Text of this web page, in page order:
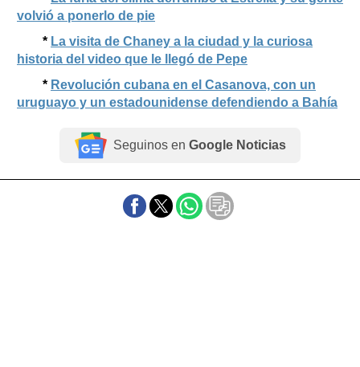
volvió a ponerlo de pie
* La visita de Chaney a la ciudad y la curiosa
historia del video que le llegó de Pepe
* Revolución cubana en el Casanova, con un
uruguayo y un estadounidense defendiendo a Bahía
Seguinos en Google Noticias